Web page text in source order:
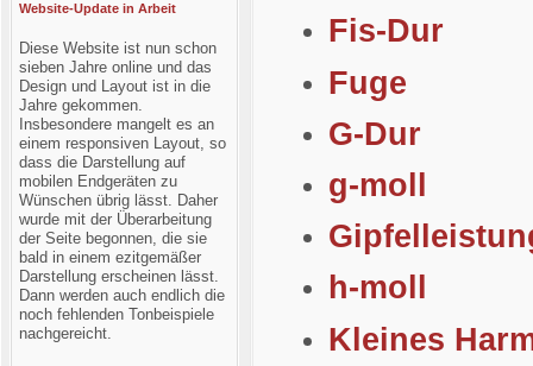
Website-Update in Arbeit
Diese Website ist nun schon
sieben Jahre online und das
Design und Layout ist in die
Jahre gekommen.
Insbesondere mangelt es an
einem responsiven Layout, so
dass die Darstellung auf
mobilen Endgeräten zu
Wünschen übrig lässt. Daher
wurde mit der Überarbeitung
der Seite begonnen, die sie
bald in einem ezitgemäßer
Darstellung erscheinen lässt.
Dann werden auch endlich die
noch fehlenden Tonbeispiele
nachgereicht.
Fis-Dur
Fuge
G-Dur
g-moll
h-moll
Kleines